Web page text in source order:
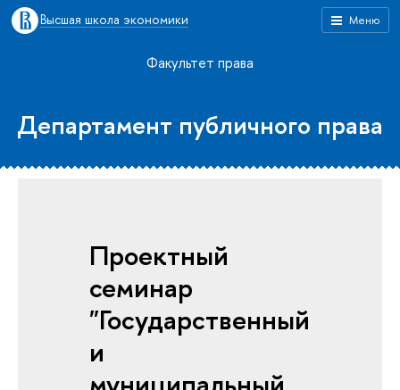
Меню
Высшая школа экономики
Факультет права
Департамент публичного права
Проектный
семинар
"Государственный
и